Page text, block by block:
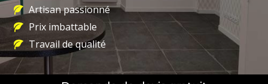
Artisan passionné
Prix imbattable
Travail de qualité